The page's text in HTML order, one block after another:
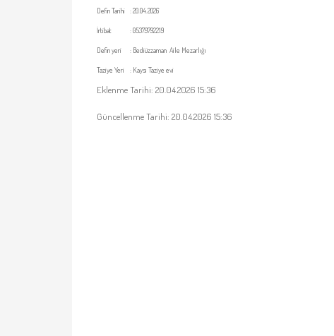
Defin Tarihi :20.04.2026
İrtibat :05379792219
Defin yeri : Bediüzzaman Aile Mezarlığı
Taziye Yeri : Kaysı Taziye evi
Eklenme Tarihi: 20.04.2026 15:36
Güncellenme Tarihi: 20.04.2026 15:36